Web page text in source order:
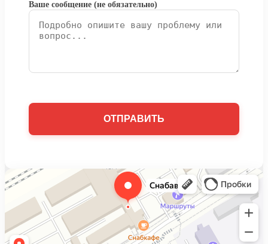
Ваше сообщение (не обязательно)